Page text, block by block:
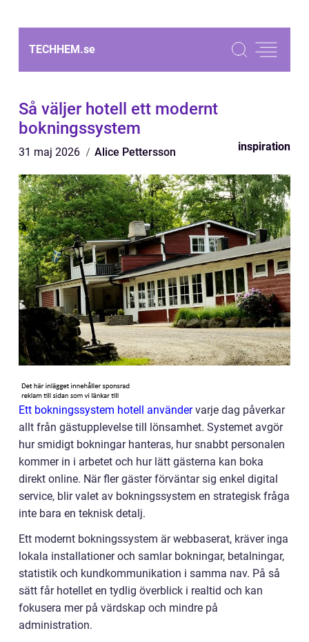
TECHHEM.se
Så väljer hotell ett modernt
bokningssystem
31 maj 2026 Alice Pettersson inspiration
Ett bokningssystem hotell användervarje dag påverkar
allt från gästupplevelse till lönsamhet. Systemet avgör
hur smidigt bokningar hanteras, hur snabbt personalen
kommer in i arbetet och hur lätt gästerna kan boka
direkt online. När fler gäster förväntar sig enkel digital
service, blir valet av bokningssystem en strategisk fråga
inte bara en teknisk detalj.
Ett modernt bokningssystem är webbaserat, kräver inga
lokala installationer och samlar bokningar, betalningar,
statistik och kundkommunikation i samma nav. På så
sätt får hotellet en tydlig överblick i realtid och kan
fokusera mer på värdskap och mindre på
administration.